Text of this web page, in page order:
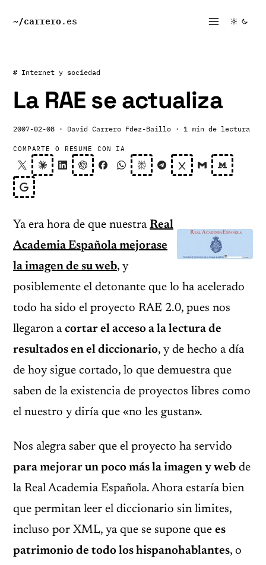
~/carrero.es
# Internet y sociedad
La RAE se actualiza
2007-02-08 · David Carrero Fdez-Baillo · 1 min de lectura
COMPARTE O RESUME CON IA
Ya era hora de que nuestra Real
Academia Española mejorase
la imagen de su web, y
posiblemente el detonante que lo ha acelerado
todo ha sido el proyecto RAE 2.0, pues nos
llegaron a cortar el acceso a la lectura de
resultados en el diccionario, y de hecho a día
de hoy sigue cortado, lo que demuestra que
saben de la existencia de proyectos libres como
el nuestro y diría que «no les gustan».
Nos alegra saber que el proyecto ha servido
para mejorar un poco más la imagen y web de
la Real Academia Española. Ahora estaría bien
que permitan leer el diccionario sin limites,
incluso por XML, ya que se supone que es
patrimonio de todo los hispanohablantes, o